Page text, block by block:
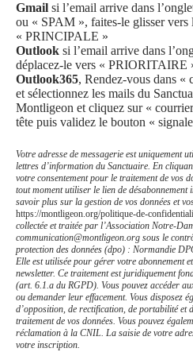
Gmail si l’email arrive dans
ou « SPAM », faites-le glisser vers
« PRINCIPALE »
Outlook si l’email arrive dans
déplacez-le vers « PRIORITAIRE
Outlook365, Rendez-vous dans «
et sélectionnez les mails du
Montligeon et cliquez sur «
tête puis validez le bouton «
Votre adresse de messagerie est uniquement
lettres d’information du Sanctuaire. En
votre consentement pour le traitement de vos
tout moment utiliser le lien de désabonnement
savoir plus sur la gestion de vos données et
https://montligeon.org/politique-de-
collectée et traitée par l’Association Notre-
communication@montligeon.org sous le
protection des données (dpo) : Normandie
Elle est utilisée pour gérer votre abonnement
newsletter. Ce traitement est juridiquement
(art. 6.1.a du RGPD). Vous pouvez accéder
ou demander leur effacement. Vous disposez
d’opposition, de rectification, de portabilité et
traitement de vos données. Vous pouvez
réclamation à la CNIL. La saisie de votre
votre inscription.